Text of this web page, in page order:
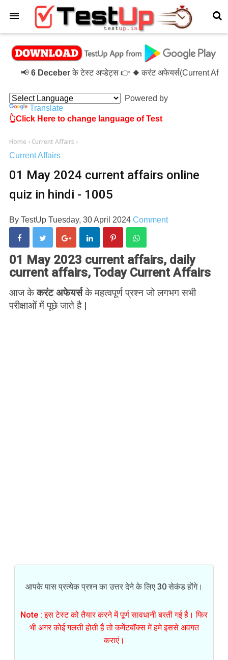
6 Deceberके टेस्ट अप्डेट्स 👉 ◆ करंट अफेयर्स(Current Affairs)-
Powered by
Translate
👆Click Here to change language of Test
Home › Current Affairs ›
Current Affairs
01 May 2024 current affairs online
quiz in hindi - 1005
By TestUp Tuesday, 30 April 2024 Comment
01 May 2023 current affairs, daily
current affairs, Today Current Affairs
आज केकरंट अफेयर्सके महत्वपूर्ण प्रश्न जो लगभग सभी
परीक्षाओं में पूछे जाते है |
आपके पास प्रत्येक प्रश्न का उत्तर देने के लिए 30 सेकंड होंगे।
Note : इस टेस्ट को तैयार करने में पूर्ण सावधानी बरती गई है। फिर
भी अगर कोई गलती होती है तो कमेंटबॉक्स में हमे इससे अवगत
कराएं।